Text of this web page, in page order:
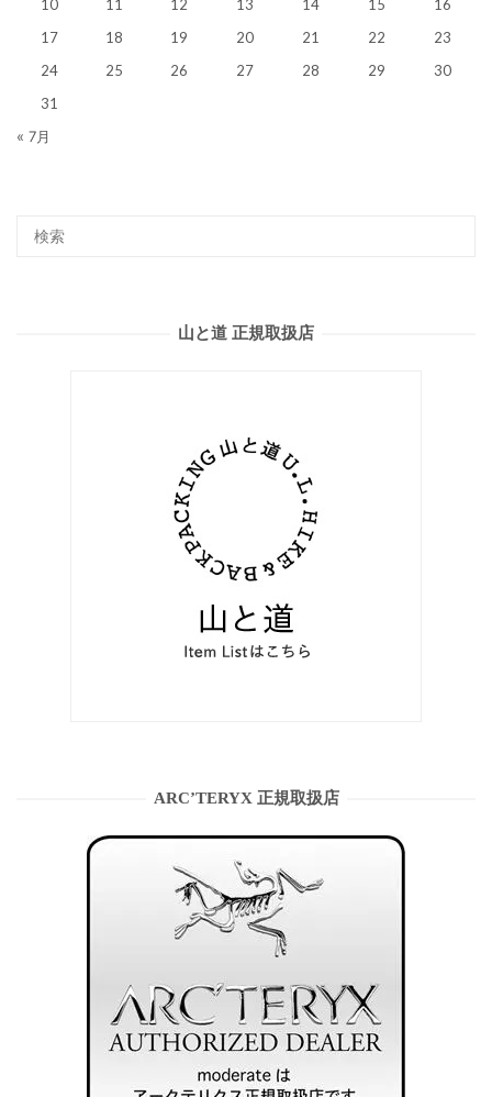
10 11 12 13 14 15
16
17
18 19 20 21 22
23
24
25 26 27 28 29
30
31
« 7月
山と道 正規取扱店
ARC’TERYX 正規取扱店